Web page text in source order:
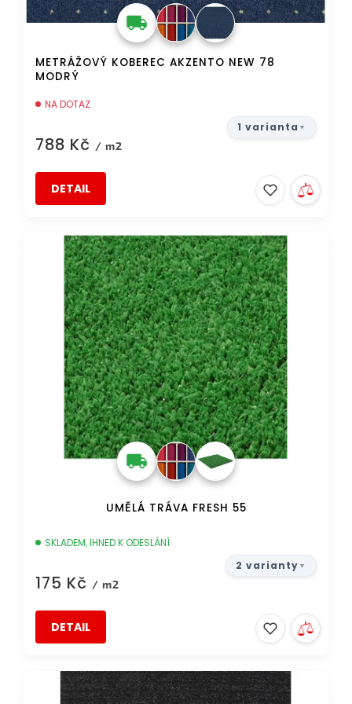
METRÁŽOVÝ KOBEREC AKZENTO NEW 78
MODRÝ
NA DOTAZ
788 Kč / m2
DETAIL
1 varianta
DOPRAVA ZDARMA
UMĚLÁ TRÁVA FRESH 55
SKLADEM, IHNED K ODESLÁNÍ
175 Kč / m2
DETAIL
2 varianty
DOPRAVA ZDARMA